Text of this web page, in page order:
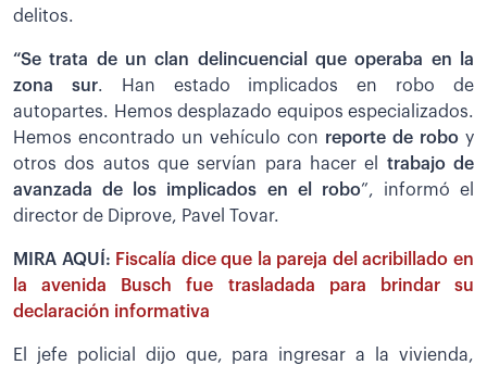
delitos.
“Se trata de un clan delincuencial que operaba en la
zona sur. Han estado implicados en robo de
autopartes. Hemos desplazado equipos especializados.
Hemos encontrado un vehículo con reporte de robo y
otros dos autos que servían para hacer el trabajo de
avanzada de los implicados en el robo”, informó el
director de Diprove, Pavel Tovar.
MIRA AQUÍ: Fiscalía dice que la pareja del acribillado en
la avenida Busch fue trasladada para brindar su
declaración informativa
El jefe policial dijo que, para ingresar a la vivienda,